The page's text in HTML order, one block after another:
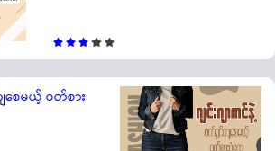
စေမယ့် ဝတ်စား